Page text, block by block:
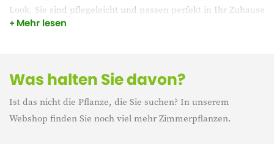
Look. Sie sind pflegeleicht und passen perfekt in Ihr Zuhause
oder Büro. Schaffen Sie eine grüne und beruhigende
Interieur!
Mehr lesen
Was halten Sie davon?
Ist das nicht die Pflanze, die Sie suchen? In unserem
Webshop finden Sie noch viel mehr Zimmerpflanzen.